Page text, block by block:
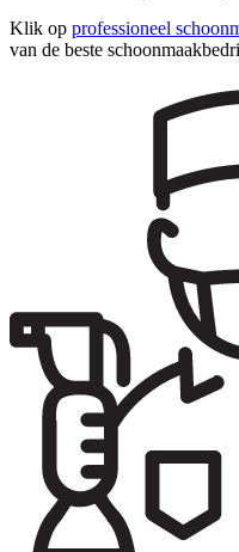
Klik op professioneel
van de beste